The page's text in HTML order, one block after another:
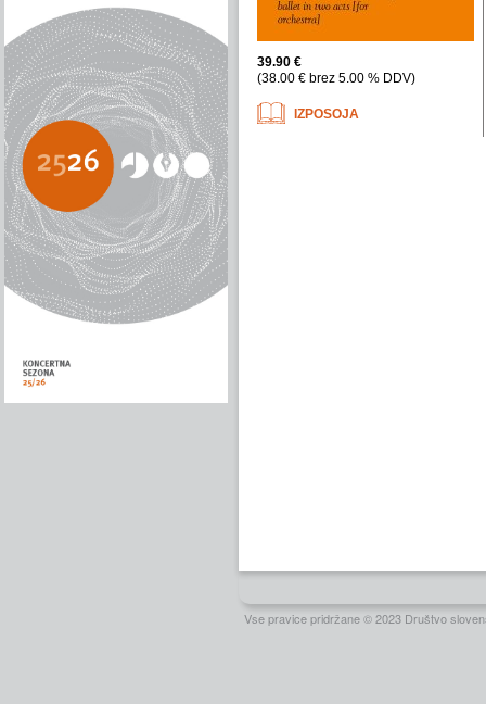
Vse pravice pridržane © 2023 Društvo